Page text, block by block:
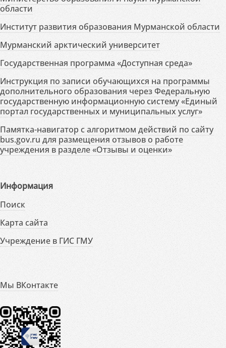
области
Институт развития образования Мурманской области
Мурманский арктический университет
Государственная программа «Доступная среда»
Инструкция по записи обучающихся на программы
дополнительного образования через Федеральную
государственную информационную систему «Единый
портал государственных и муниципальных услуг»
Памятка-навигатор с алгоритмом действий по сайту
bus.gov.ru для размещения отзывов о работе
учреждения в разделе «Отзывы и оценки»
Информация
Поиск
Карта сайта
Учреждение в ГИС ГМУ
Мы ВКонтакте